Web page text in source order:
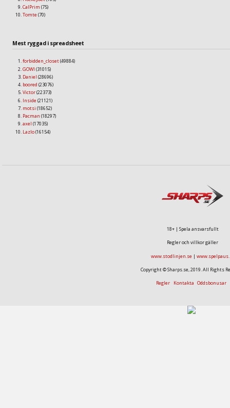
CalPrim (75)
Tomte (70)
Mest ryggad i spreadsheet
forbidden_closet(49884)
GOWI (31015)
Daniel (28696)
boored (23076)
Victor(22373)
Inside (21121)
motsi (18652)
Pacman (18297)
axel (17035)
Lazlo(16154)
18+ | Spela ansvarsfullt
Regler och villkor gäller
www.stodlinjen.se |
Copyright © Sharps.se, 2019. All Rights
Regler Kontakta Oddsbonusar